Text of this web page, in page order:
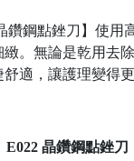
鑽鋼點銼刀】使
緻。無論是乾用去
適，讓護理變得
E022 晶鑽鋼點銼刀